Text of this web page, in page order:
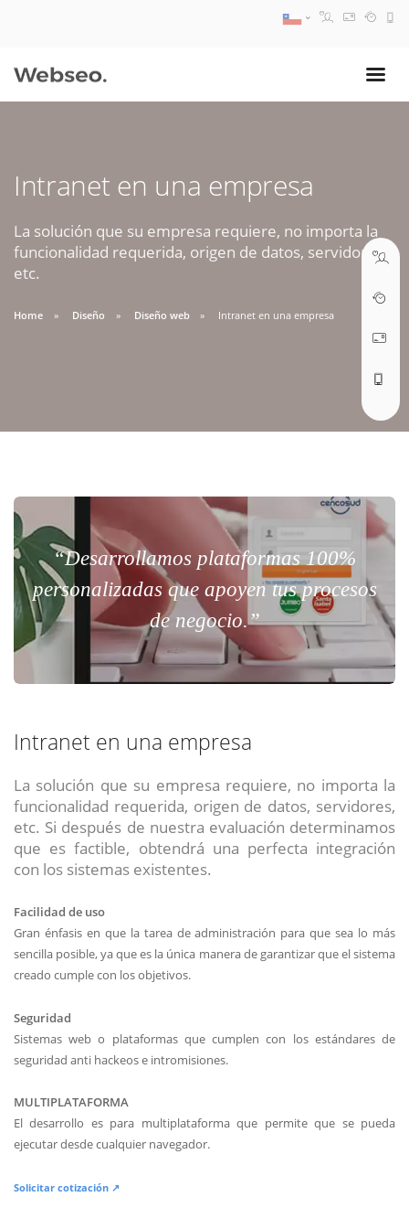
Intranet en una empresa
La solución que su empresa requiere, no importa la
funcionalidad requerida, origen de datos, servidores,
etc.
Home Diseño Diseño web Intranet en una empresa
“Desarrollamos plataformas 100%
personalizadas que apoyen tus procesos
de negocio.”
Intranet en una empresa
La solución que su empresa requiere, no importa la
funcionalidad requerida, origen de datos, servidores,
etc. Si después de nuestra evaluación determinamos
que es factible, obtendrá una perfecta integración
con los sistemas existentes.
Facilidad de uso
Gran énfasis en que la tarea de administración para que sea lo más
sencilla posible, ya que es la única manera de garantizar que el sistema
creado cumple con los objetivos.
Seguridad
Sistemas web o plataformas que cumplen con los estándares de
seguridad anti hackeos e intromisiones.
MULTIPLATAFORMA
El desarrollo es para multiplataforma que permite que se pueda
ejecutar desde cualquier navegador.
Solicitar cotización ↗
09:30 AM A 18:30 PM
soporte@webseo.cl
ABRIR TICKET